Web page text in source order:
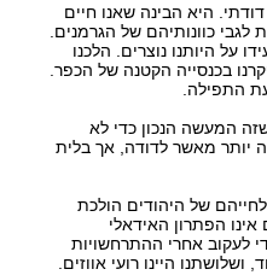
היא הבינה שאנו חיים
לגבי כוונותיהם של הגרמנים.
על היותנו נוצרים. הלכנו
בכנסייה הקטנה של הכפר.
התפילה.
המעשה הנכון כדי לא
יותר מאשר לדודה, אך בלית
של היהודים הולכת
הפתרון האידאלי
לעקוב אחרי ההתרחשויות
היינו רועי אווזים.